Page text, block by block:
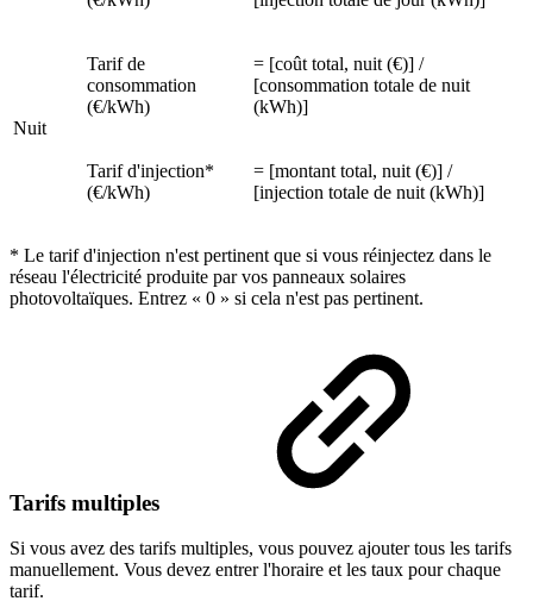
Nuit
Tarif de
consommation
(€/kWh)
= [coût total, nuit (€)] /
[consommation totale de nuit
(kWh)]
Tarif d'injection*
(€/kWh)
= [montant total, nuit (€)] /
[injection totale de nuit (kWh)]
* Le tarif d'injection n'est pertinent que si vous réinjectez dans le
réseau l'électricité produite par vos panneaux solaires
photovoltaïques. Entrez « 0 » si cela n'est pas pertinent.
Tarifs multiples
Si vous avez des tarifs multiples, vous pouvez ajouter tous les tarifs
manuellement. Vous devez entrer l'horaire et les taux pour chaque
tarif.